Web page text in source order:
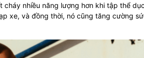
nhiều năng lượng hơn khi tập thể
xe, và đồng thời, nó cũng tăng cường